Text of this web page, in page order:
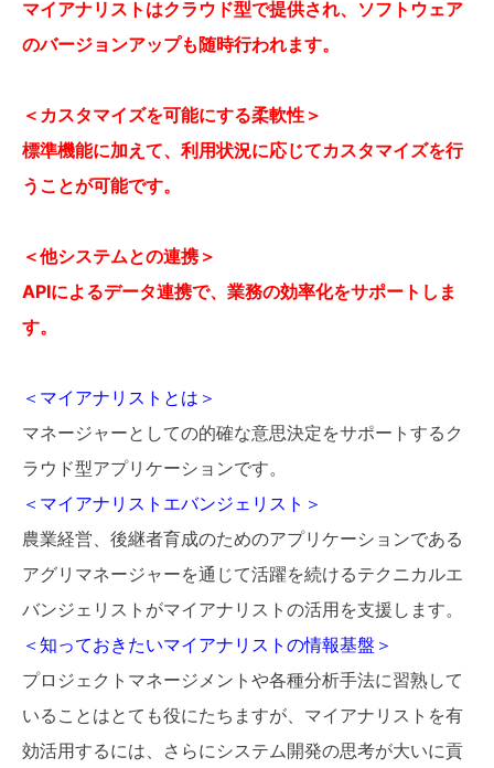
マイアナリストはクラウド型で提供され、ソフトウェア
のバージョンアップも随時行われます。
＜カスタマイズを可能にする柔軟性＞
標準機能に加えて、利用状況に応じてカスタマイズを行
うことが可能です。
＜他システムとの連携＞
APIによるデータ連携で、業務の効率化をサポートしま
す。
＜マイアナリストとは＞
マネージャーとしての的確な意思決定をサポートするク
ラウド型アプリケーションです。
＜マイアナリストエバンジェリスト＞
農業経営、後継者育成のためのアプリケーションである
アグリマネージャーを通じて活躍を続けるテクニカルエ
バンジェリストがマイアナリストの活用を支援します。
＜知っておきたいマイアナリストの情報基盤＞
プロジェクトマネージメントや各種分析手法に習熟して
いることはとても役にたちますが、マイアナリストを有
効活用するには、さらにシステム開発の思考が大いに貢